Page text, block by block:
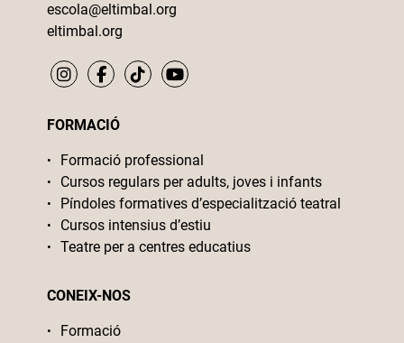
escola@eltimbal.org
eltimbal.org
FORMACIÓ
Formació professional
Cursos regulars per adults, joves i infants
Píndoles formatives d’especialització teatral
Cursos intensius d’estiu
Teatre per a centres educatius
CONEIX-NOS
Formació